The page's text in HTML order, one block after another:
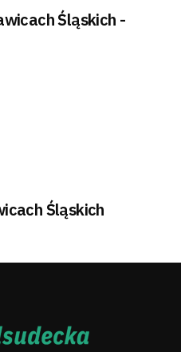
Śląskich -
Śląskich